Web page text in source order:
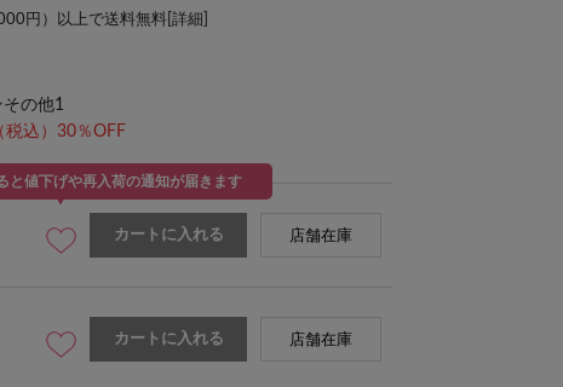
円）以上で送料無料[ 詳細
の他1
税込）30％OFF
と値下げや再入荷の通知が届きます
カートに入れる 店舗在庫
カートに入れる 店舗在庫